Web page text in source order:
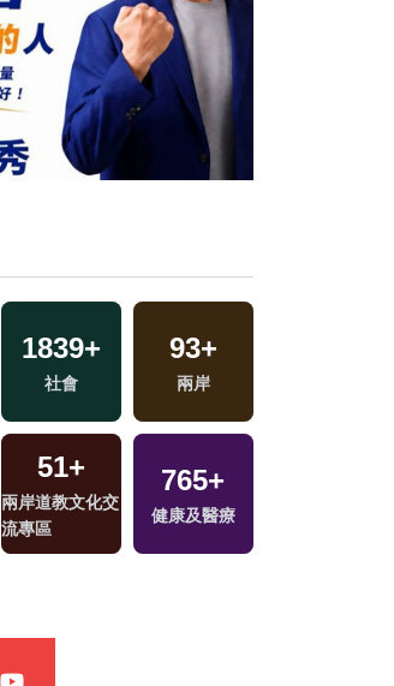
1839+
社會
93+
兩岸
51+
兩岸道教文化交
流專區
765+
健康及醫療